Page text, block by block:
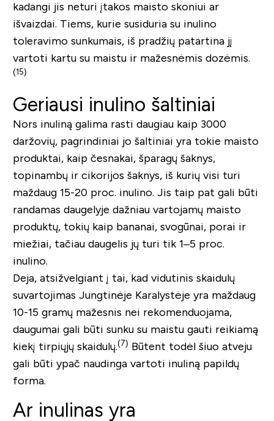
kadangi jis neturi įtakos maisto skoniui ar
išvaizdai. Tiems, kurie susiduria su inulino
toleravimo sunkumais, iš pradžių patartina jį
vartoti kartu su maistu ir mažesnėmis dozėmis.
(15)
Geriausi inulino šaltiniai
Nors inuliną galima rasti daugiau kaip 3000
daržovių, pagrindiniai jo šaltiniai yra tokie maisto
produktai, kaip česnakai, šparagų šaknys,
topinambų ir cikorijos šaknys, iš kurių visi turi
maždaug 15-20 proc. inulino. Jis taip pat gali būti
randamas daugelyje dažniau vartojamų maisto
produktų, tokių kaip bananai, svogūnai, porai ir
miežiai, tačiau daugelis jų turi tik 1–5 proc.
inulino.
Deja, atsižvelgiant į tai, kad vidutinis skaidulų
suvartojimas Jungtinėje Karalystėje yra maždaug
10-15 gramų mažesnis nei rekomenduojama,
daugumai gali būti sunku su maistu gauti reikiamą
kiekį tirpiųjų skaidulų.(7) Būtent todėl šiuo atveju
gali būti ypač naudinga vartoti inuliną papildų
forma.
Ar inulinas yra